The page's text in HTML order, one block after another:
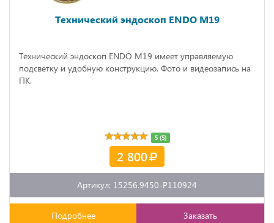
Технический эндоскоп ENDO M19
Технический эндоскоп ENDO M19 имеет управляемую
подсветку и удобную конструкцию. Фото и видеозапись на
ПК.
5 (5)
2 800
Артикул: 15256.9450-P110924
Подробнее Заказать